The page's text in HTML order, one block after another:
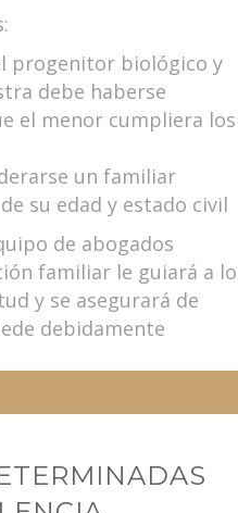
progenitor biológico y
debe haberse
el menor cumpliera los
un familiar
su edad y estado civil
de abogados
familiar le guiará a lo
y se asegurará de
debidamente